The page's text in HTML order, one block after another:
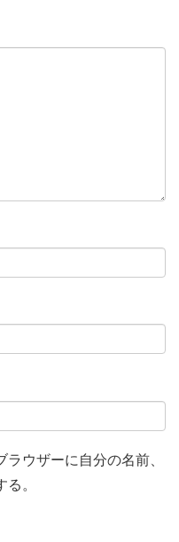
ウザーに自分の名前、
。